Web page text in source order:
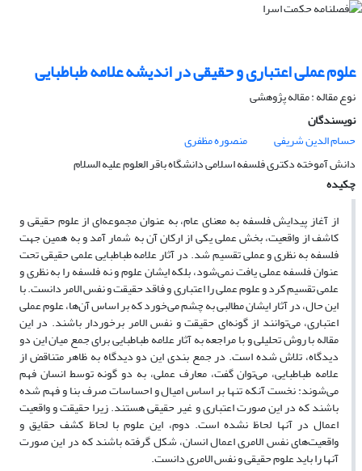
علوم عملی اعتباری و حقیقی در اندیشه علامه طباطبایی
نوع مقاله : مقاله پژوهشی
نویسندگان
حسام الدین شریفی
منصوره مظفری
دانش آموخته دکتری فلسفه اسلامی دانشگاه باقر العلوم علیه السلام
چکیده
از آغاز پیدایش فلسفه به معنای عام، به عنوان مجموعه‌ای از علوم حقیقی و
کاشف از واقعیت، بخش عملی یکی از ارکان آن به شمار ‌آمد و به همین جهت
فلسفه به نظری و عملی تقسیم شد. در آثار علامه طباطبایی علمی حقیقی تحت
عنوان فلسفه عملی یافت نمی‌شود، بلکه ایشان علوم و نه فلسفه را به نظری و
علمی تقسیم کرد و علوم عملی را اعتباری و فاقد حقیقت و نفس الامر دانست. با
این حال، در آثار ایشان مطالبی به چشم می‌خورد که بر اساس آن‌ها، علوم عملی
اعتباری، می‌توانند از گونه‌ای حقیقت و نفس الامر برخوردار باشند. در این
مقاله با روش تحلیلی و با مراجعه به آثار علامه طباطبایی برای جمع میان این دو
دیدگاه، تلاش شده است. در جمع بندی این دو دیدگاه به ظاهر متناقض از
علامه طباطبایی، می‌توان گفت، معارف عملی، به دو گونه توسط انسان فهم
می‌شوند: نخست آنکه تنها بر اساس امیال و احساسات صرف بنا و فهم شده
باشند که در این صورت اعتباری و غیر حقیقی هستند. زیرا حقیقت و واقعیت
اعمال در آنها لحاظ نشده است. دوم، این علوم با لحاظ کشف حقایق و
واقعیت‌های نفس الامری اعمال انسان، شکل گرفته باشند که در این صورت
آنها را باید علوم حقیقی و نفس الامری دانست.